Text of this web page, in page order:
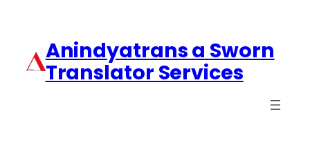
Anindyatrans a Sworn
Translator Services